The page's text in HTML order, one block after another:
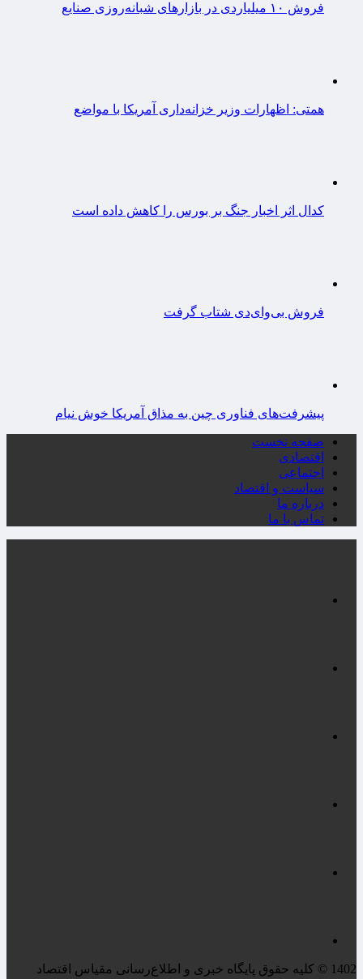
فروش ۱۰ میلیاردی در بازارهای شبانه‌روزی صنایع
همتی: اظهارات وزیر خزانه‌داری آمریکا با مواضع
کدال اثر اخبار جنگ بر بورس را کاهش داده است
فروش بی‌وای‌دی شتاب گرفت
پیشرفت‌های فناوری چین به مذاق آمریکا خوش نیام
صفحه نخست
اقتصادی
اجتماعی
سیاست و اقتصاد
درباره ما
تماس با ما
1402 © کلیه حقوق پایگاه خبری و اطلاع‌رسانی مقیاس اقتصاد